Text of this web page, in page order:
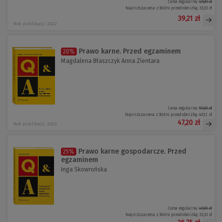
Rok publikacji: 2022
Cena regularna:49,00 zł
Najniższa cena z 30 dni przed obniżką:33,33 zł
39,21 zł
20% Prawo karne. Przed egzaminem
Magdalena Błaszczyk Anna Zientara
Rok publikacji: 2023
Cena regularna:59,00 zł
Najniższa cena z 30 dni przed obniżką:40,12 zł
47,20 zł
25%
Prawo karne gospodarcze. Przed
egzaminem
Inga Skowrońska
Cena regularna:49,00 zł
Najniższa cena z 30 dni przed obniżką:33,33 zł